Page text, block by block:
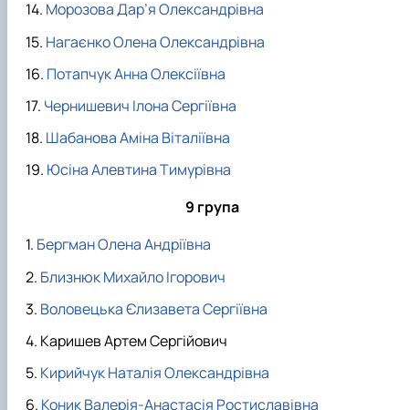
Морозова Дар’я Олександрівна
Нагаєнко Олена Олександрівна
Потапчук Анна Олексіївна
Чернишевич Ілона Сергіївна
Шабанова Аміна Віталіївна
Юсіна Алевтина Тимурівна
9 група
Бергман Олена Андріївна
Близнюк Михайло Ігорович
Воловецька Єлизавета Сергіївна
Каришев Артем Сергійович
Кирийчук Наталія Олександрівна
Коник Валерія-Анастасія Ростиславівна